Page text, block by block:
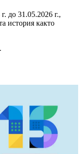
до 31.05.2026 г.,
история както